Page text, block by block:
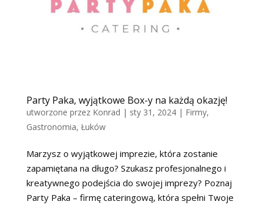
Party Paka, wyjątkowe Box-y na każdą okazję!
utworzone przez Konrad | sty 31, 2024| Firmy,
Gastronomia, Łuków
Marzysz o wyjątkowej imprezie, która zostanie
zapamiętana na długo? Szukasz profesjonalnego i
kreatywnego podejścia do swojej imprezy? Poznaj
Party Paka – firmę cateringową, która spełni Twoje